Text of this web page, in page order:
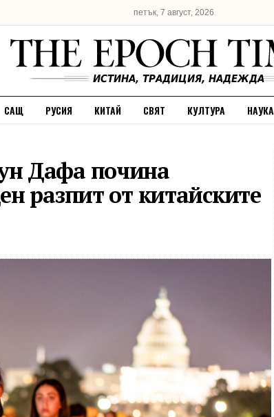
петък, 7 август, 2026
САЩ РУСИЯ КИТАЙ СВЯТ КУЛТУРА НАУКА
Дафа почина
разпит от китайските